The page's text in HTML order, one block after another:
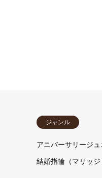
ジャンル
アニバーサリージュ
結婚指輪（マリッジ